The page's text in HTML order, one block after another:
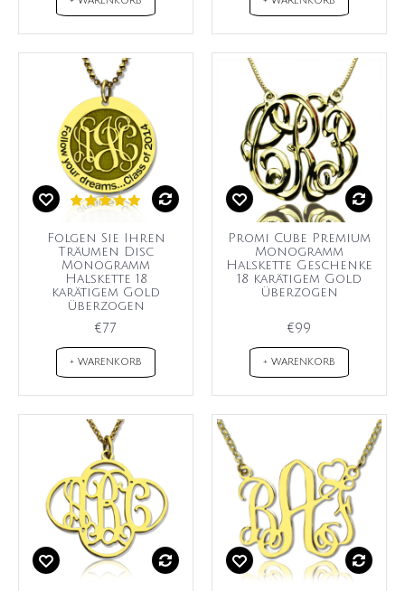
Folgen Sie Ihren
Träumen Disc
Monogramm
Halskette 18
karätigem Gold
überzogen
€77
+ WARENKORB
Promi Cube Premium
Monogramm
Halskette Geschenke
18 karätigem Gold
überzogen
€99
+ WARENKORB